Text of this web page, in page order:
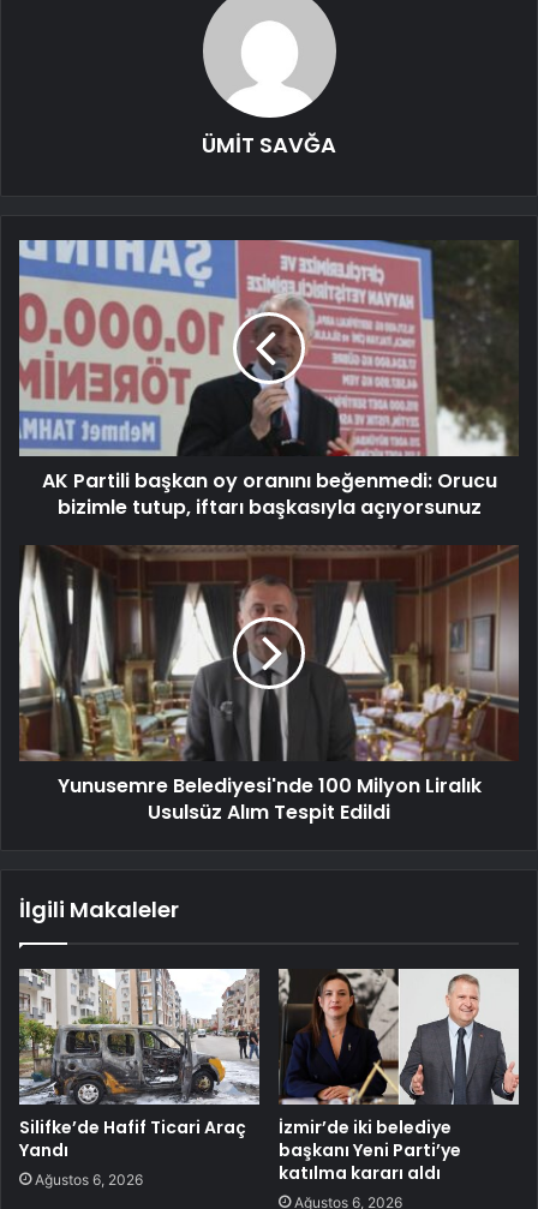
ÜMİT SAVĞA
AK Partili başkan oy oranını beğenmedi: Orucu
bizimle tutup, iftarı başkasıyla açıyorsunuz
Yunusemre Belediyesi'nde 100 Milyon Liralık
Usulsüz Alım Tespit Edildi
İlgili Makaleler
Silifke’de Hafif Ticari Araç
Yandı
Ağustos 6, 2026
İzmir’de iki belediye
başkanı Yeni Parti’ye
katılma kararı aldı
Ağustos 6, 2026